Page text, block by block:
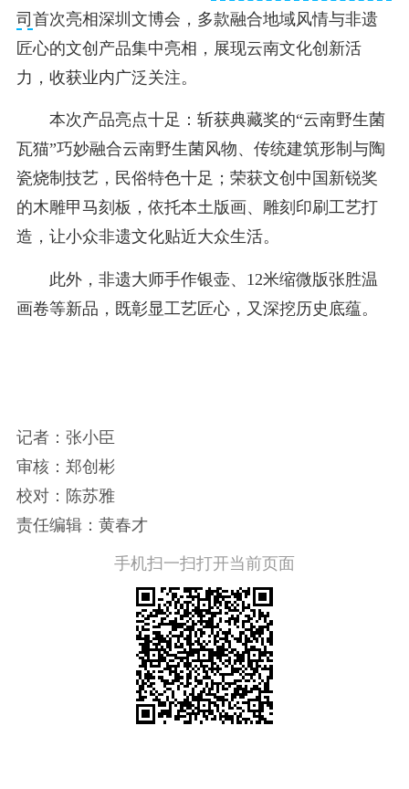
司 首次亮相深圳文博会，多款融合地域风情与非遗
匠心的文创产品集中亮相，展现云南文化创新活
力，收获业内广泛关注。
本次产品亮点十足： 斩获典藏奖的“云南野生菌
瓦猫”巧妙融合云南野生菌风物、传统建筑形制与陶
瓷烧制技艺，民俗特色十足； 荣获文创中国新锐奖
的木雕甲马刻板， 依托本土版画、雕刻印刷工艺打
造，让小众非遗文化贴近大众生活。
此外，非遗大师手作银壶、12米缩微版张胜温
画卷等新品，既彰显工艺匠心，又深挖历史底蕴。
记者：张小臣
审核：郑创彬
校对：陈苏雅
责任编辑：黄春才
手机扫一扫打开当前页面